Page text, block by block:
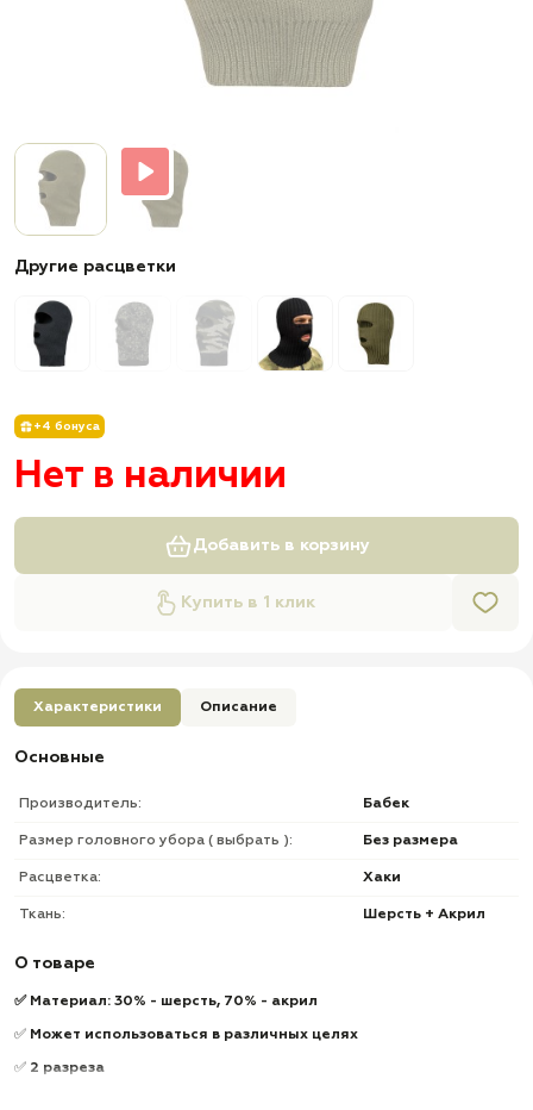
Другие расцветки
+4 бонуса
Нет в наличии
Добавить в корзину
Купить в 1 клик
Характеристики Описание
Основные
Производитель: Бабек
Размер головного убора ( выбрать ): Без размера
Расцветка: Хаки
Ткань: Шерсть + Акрил
О товаре
✅ Материал: 30% - шерсть, 70% - акрил
✅ Может использоваться в различных целях
✅ 2 разреза